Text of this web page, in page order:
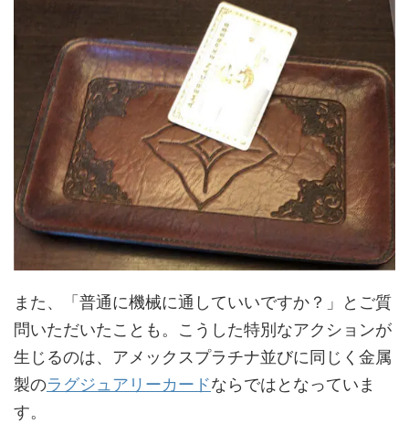
また、「普通に機械に通していいですか？」とご質
問いただいたことも。こうした特別なアクションが
生じるのは、アメックスプラチナ並びに同じく金属
製のラグジュアリーカードならではとなっていま
す。